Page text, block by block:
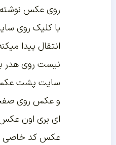
روی عکس
با کلیک روی
انتقال پیدا
نیست روی هدر
سایت پشت عکس
و عکس روی
ای بری اون
عکس کد خاصی